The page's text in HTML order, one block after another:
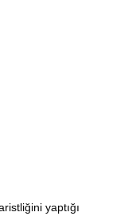
yaptığı